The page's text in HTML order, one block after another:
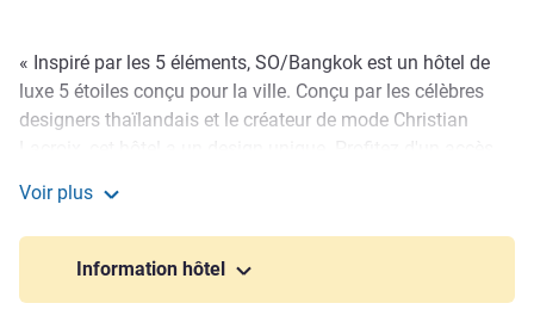
Description
« Inspiré par les 5 éléments, SO/Bangkok est un hôtel de
luxe 5 étoiles conçu pour la ville. Conçu par les célèbres
designers thaïlandais et le créateur de mode Christian
hôtel, y compris le SO/Spa, le SO/Fit et la piscine à
débordement. Au coeur du quartier le plus animé de
Bangkok, aventurez-vous dans les centres commerciaux
Voir plus
Information hôtel